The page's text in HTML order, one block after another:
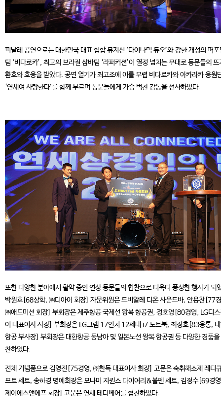
피날레 공연으로는 대한민국 대표 힙합 뮤지션 ‘다이나믹 듀오’와 강한 개성의 퍼
팀 ‘비다로카’, 최고의 브라질 삼바팀 ‘라퍼커션’이 열정 넘치는 무대로 동문들의 뜨
환호와 호응을 받았다. 공연 열기가 최고조에 이를 무렵 비다로카와 아카라카 응원
‘연세여 사랑한다’를 함께 부르며 동문들에게 가슴 벅찬 감동을 선사하였다.
또한 다양한 분야에서 활약 중인 연상 동문들의 협찬으로 더욱더 풍성한 행사가 되
박원호[68상학, ㈜디아이 회장] 자문위원은 드비알레 디온 사운드바, 안용찬[77
㈜애드미션 회장] 부회장은 제주항공 국제선 왕복 항공권, 정호영[80경영, LG디
이 대표이사 사장] 부회장은 LG그램 17인치 12세대 i7 노트북, 최정호[83응통,
항공 부사장] 부회장은 대한항공 동남아 및 일본노선 왕복 항공권 등 다양한 경품을
찬하였다.
전체 기념품으로 김영진[75경영, ㈜한독 대표이사 회장] 고문은 숙취해소제 레디
프트 세트, 송하경 명예회장은 모나미 지퀀스 다이어리&볼펜 세트, 김정수[69경
제이에스앤에프 회장] 고문은 연세 테디베어를 협찬하였다.